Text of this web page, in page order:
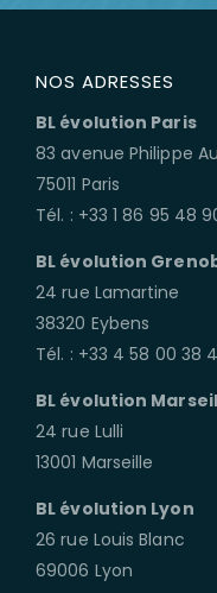
NOS ADRESSES
BL évolution Paris
83 avenue Philippe
75011 Paris
Tél. : +33 1 86 95 48
BL évolution
24 rue Lamartine
38320 Eybens
Tél. : +33 4 58 00 38
BL évolution
24 rue Lulli
13001 Marseille
BL évolution Lyon
26 rue Louis Blanc
69006 Lyon